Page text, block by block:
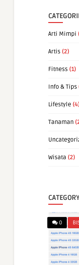
Arti Mimpi
Artis (2)
Fitness (1)
Info & Tips
Lifestyle
Tanaman
Wisata (2)
0